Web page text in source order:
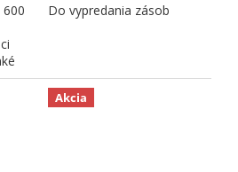
Do vypredania zásob
Akcia